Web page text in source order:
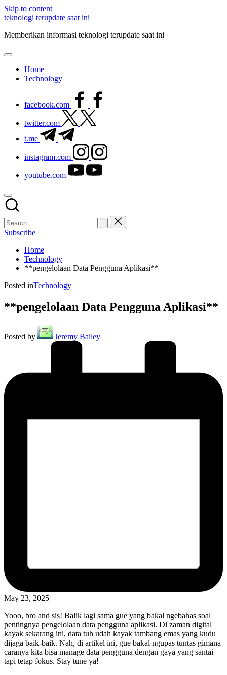
Skip to content
teknologi terupdate saat ini
Memberikan informasi teknologi terupdate saat ini
Home
Technology
facebook.com
twitter.com
t.me
instagram.com
youtube.com
Subscribe
Home
Technology
**pengelolaan Data Pengguna Aplikasi**
Posted inTechnology
**pengelolaan Data Pengguna Aplikasi**
Posted by Jeremy Bailey
May 23, 2025
Yooo, bro and sis! Balik lagi sama gue yang bakal ngebahas soal
pentingnya pengelolaan data pengguna aplikasi. Di zaman digital
kayak sekarang ini, data tuh udah kayak tambang emas yang kudu
dijaga baik-baik. Nah, di artikel ini, gue bakal ngupas tuntas gimana
caranya kita bisa manage data pengguna dengan gaya yang santai
tapi tetap fokus. Stay tune ya!